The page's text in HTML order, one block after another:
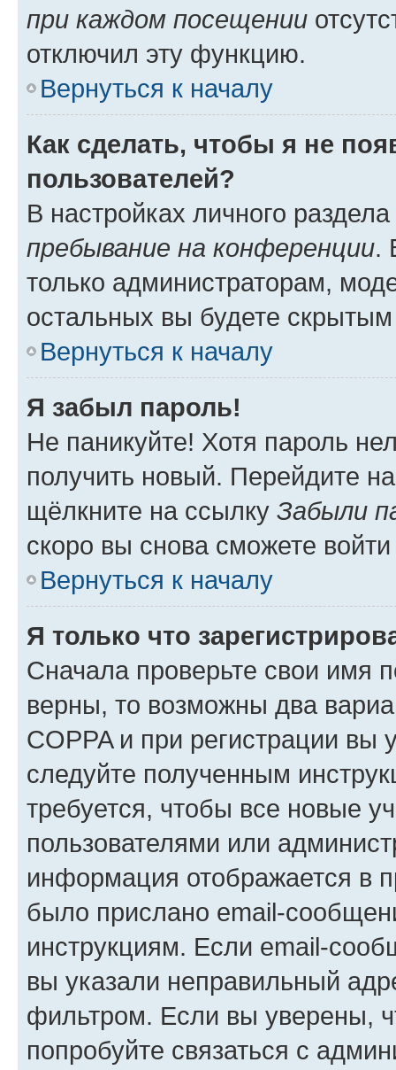
при каждом посещении
отключил эту функцию.
Вернуться к началу
Как сделать, чтобы я не
пользователей?
В настройках личного
пребывание на конференции.
только администраторам,
остальных вы будете
Вернуться к началу
Я забыл пароль!
Не паникуйте! Хотя пароль
получить новый. Перейдите
щёлкните на ссылку Забыли
скоро вы снова сможете
Вернуться к началу
Я только что
Сначала проверьте свои имя
верны, то возможны два
COPPA и при регистрации вы
следуйте полученным
требуется, чтобы все новые
пользователями или
информация отображается в
было прислано email-
инструкциям. Если email-
вы указали неправильный
фильтром. Если вы уверены,
попробуйте связаться с